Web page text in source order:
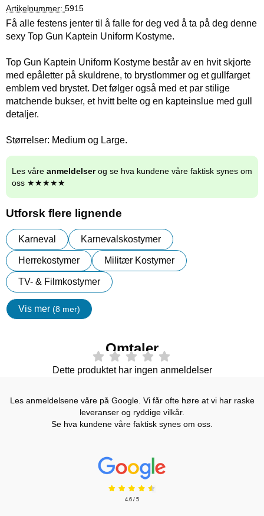
Artikelnummer: 5915
Få alle festens jenter til å falle for deg ved å ta på deg denne
sexy Top Gun Kaptein Uniform Kostyme.
Top Gun Kaptein Uniform Kostyme består av en hvit skjorte
med epåletter på skuldrene, to brystlommer og et gullfarget
emblem ved brystet. Det følger også med et par stilige
matchende bukser, et hvitt belte og en kapteinslue med gull
detaljer.
Størrelser: Medium og Large.
Les våre anmeldelserog se hva kundene våre faktisk synes om
oss ★★★★★
Utforsk flere lignende
Karneval Karnevalskostymer
Herrekostymer Militær Kostymer
TV- & Filmkostymer
Vis mer (8 mer)
egenskaper
Omtaler
Dette produktet har ingen anmeldelser
Les anmeldelsene våre på Google. Vi får ofte høre at vi har raske
leveranser og ryddige vilkår.
Se hva kundene våre faktisk synes om oss.
Prisjakt Vurdering: 4.6 Stjerne
4.6 / 5